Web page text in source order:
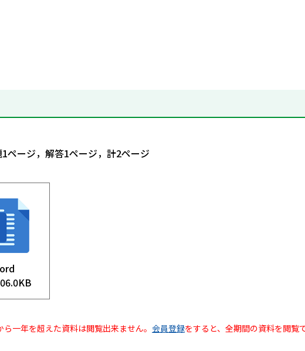
ページ，解答1ページ，計2ページ
一年を超えた資料は閲覧出来ません。 会員登録をすると、全期間の資料を閲覧